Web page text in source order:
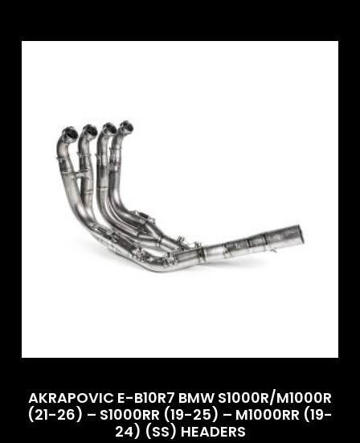
AKRAPOVIC E-B10R7 BMW S1000R/M1000R
(21-26) – S1000RR (19-25) – M1000RR (19-
24) (SS) HEADERS